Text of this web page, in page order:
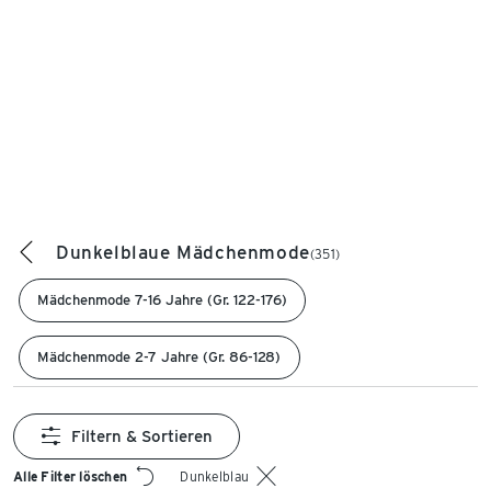
Dunkelblaue Mädchenmode(351)
Mädchenmode 7-16 Jahre (Gr. 122-176)
Mädchenmode 2-7 Jahre (Gr. 86-128)
Alle Filter löschen Dunkelblau
Filtern & Sortieren